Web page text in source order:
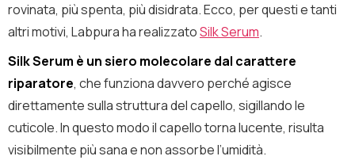
rovinata, più spenta, più disidrata. Ecco, per questi e tanti
altri motivi, Labpura ha realizzatoSilk Serum.
Silk Serum è un siero molecolare dal carattere
riparatore, che funziona davvero perché agisce
direttamente sulla struttura del capello, sigillando le
cuticole. In questo modo il capello torna lucente, risulta
visibilmente più sana e non assorbe l’umidità.